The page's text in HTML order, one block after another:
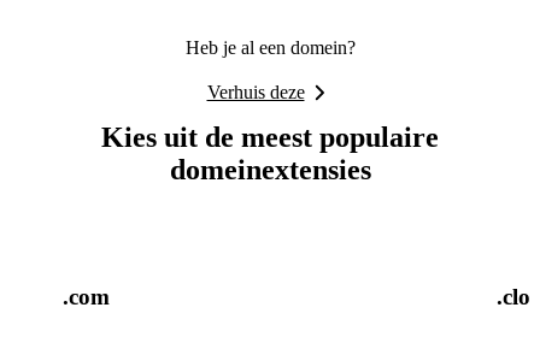
Heb je al een domein?
Verhuis deze
Kies uit de meest populaire
domeinextensies
.com